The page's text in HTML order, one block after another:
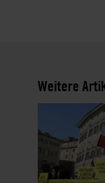
Weitere